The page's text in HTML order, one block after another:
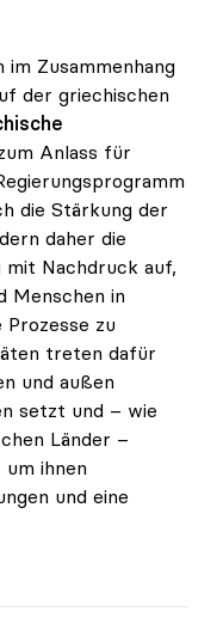
Zusammenhang
der griechischen
Anlass für
die Stärkung der
daher die
Nachdruck auf,
Menschen in
zu
treten dafür
und außen
setzt und – wie
Länder –
ihnen
und eine
aus